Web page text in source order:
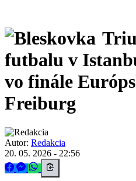
futbalu v
vo finále
Freiburg
Autor: Redakcia
20. 05. 2026 - 22:56